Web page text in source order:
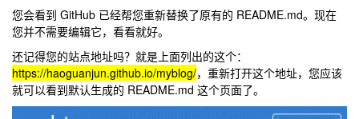
您会看到 GitHub 已经帮您重新替换了原有的 README.md。现在
您并不需要编辑它，看看就好。
还记得您的站点地址吗？就是上面列出的这个：
https://haoguanjun.github.io/myblog/，重新打开这个地址，您应该
就可以看到默认生成的 README.md 这个页面了。